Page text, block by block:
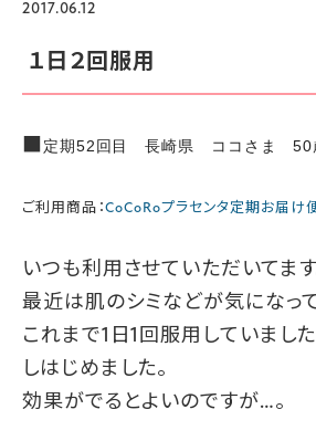
2017.06.12
１日２回服用
■定期52回目 長崎県 ココさま 50
ご利用商品：CoCoRoプラセンタ定期お届け
いつも利用させていただいてます
最近は肌のシミなどが気になって
これまで1日1回服用していまし
しはじめました。
効果がでるとよいのですが…。